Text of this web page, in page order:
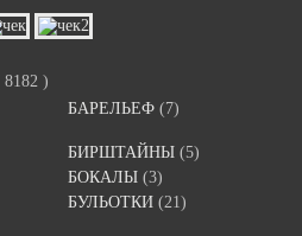
8182 )
БАРЕЛЬЕФ (7)
БИРШТАЙНЫ (5)
БОКАЛЫ (3)
БУЛЬОТКИ (21)